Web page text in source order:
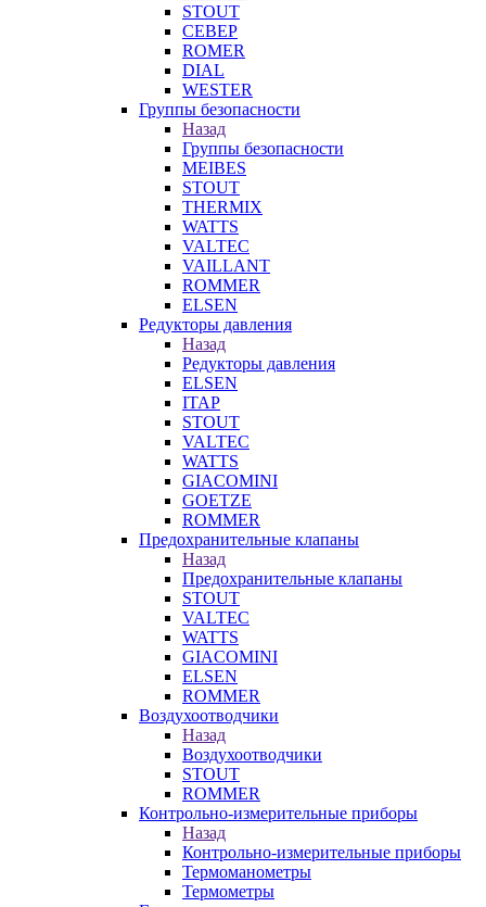
STOUT
СЕВЕР
ROMER
DIAL
WESTER
Группы безопасности
Назад
Группы безопасности
MEIBES
STOUT
THERMIX
WATTS
VALTEC
VAILLANT
ROMMER
ELSEN
Редукторы давления
Назад
Редукторы давления
ELSEN
ITAP
STOUT
VALTEC
WATTS
GIACOMINI
GOETZE
ROMMER
Предохранительные клапаны
Назад
Предохранительные клапаны
STOUT
VALTEC
WATTS
GIACOMINI
ELSEN
ROMMER
Воздухоотводчики
Назад
Воздухоотводчики
STOUT
ROMMER
Контрольно-измерительные приборы
Назад
Контрольно-измерительные приборы
Термоманометры
Термометры